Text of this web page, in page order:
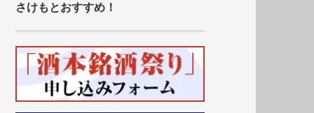
さけもとおすすめ！